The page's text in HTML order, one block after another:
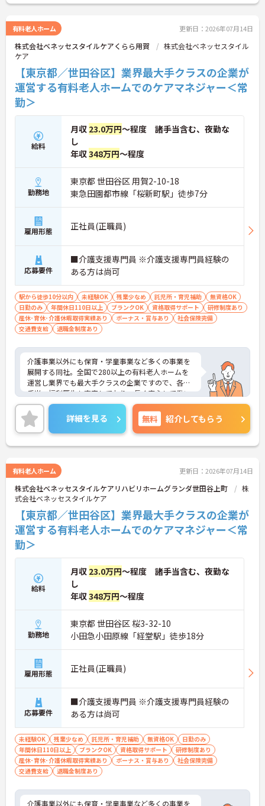
有料老人ホーム 更新日：2026年07月14日
株式会社ベネッセスタイルケアくらら用賀
株式会社ベネッセスタイル
ケア
【東京都／世田谷区】業界最大手クラスの企業が
運営する有料老人ホームでのケアマネジャー＜常
勤＞
給料
月収 23.0万円～程度 諸手当含む、夜勤な
し
年収348万円～程度
勤務地
東京都 世田谷区 用賀2-10-18
東急田園都市線「桜新町駅」徒歩7分
雇用形態 正社員(正職員)
応募要件
■介護支援専門員 ※介護支援専門員経験の
ある方は尚可
駅から徒歩10分以内 未経験OK 残業少なめ 託児所・育児補助
無資格OK
日勤のみ
年間休日110日以上 ブランクOK 資格取得サポート
研修制度あり
産休･育休･介護休暇取得実績あり
ボーナス・賞与あり
社会保険完備
交通費支給
退職金制度あり
介護事業以外にも保育・学童事業など多くの事業を
展開する同社。全国で280以上の有料老人ホームを
運営し業界でも最大手クラスの企業ですので、各種
手当、福利厚生も充実しており、長く安心して働い
ていただける環境です。ご興味ある方には、面接対
策ポイントなど、さらに詳細をお話しいたしますの
でお気軽にご相談ください。
詳細を見る 無料 紹介してもらう
有料老人ホーム 更新日：2026年07月14日
株式会社ベネッセスタイルケアリハビリホームグランダ世田谷上町
株
式会社ベネッセスタイルケア
【東京都／世田谷区】業界最大手クラスの企業が
運営する有料老人ホームでのケアマネジャー＜常
勤＞
給料
月収 23.0万円～程度 諸手当含む、夜勤な
し
年収348万円～程度
勤務地
東京都 世田谷区 桜3-32-10
小田急小田原線「経堂駅」徒歩18分
雇用形態 正社員(正職員)
応募要件
■介護支援専門員 ※介護支援専門員経験の
ある方は尚可
未経験OK 残業少なめ 託児所・育児補助 無資格OK
日勤のみ
年間休日110日以上
ブランクOK 資格取得サポート
研修制度あり
産休･育休･介護休暇取得実績あり
ボーナス・賞与あり
社会保険完備
交通費支給
退職金制度あり
介護事業以外にも保育・学童事業など多くの事業を